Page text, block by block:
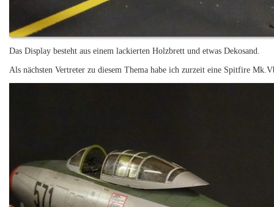
Das Display besteht aus einem lackierten Holzbrett und etwas Dekosand.
Als nächsten Vertreter zu diesem Thema habe ich zurzeit eine Spitfire